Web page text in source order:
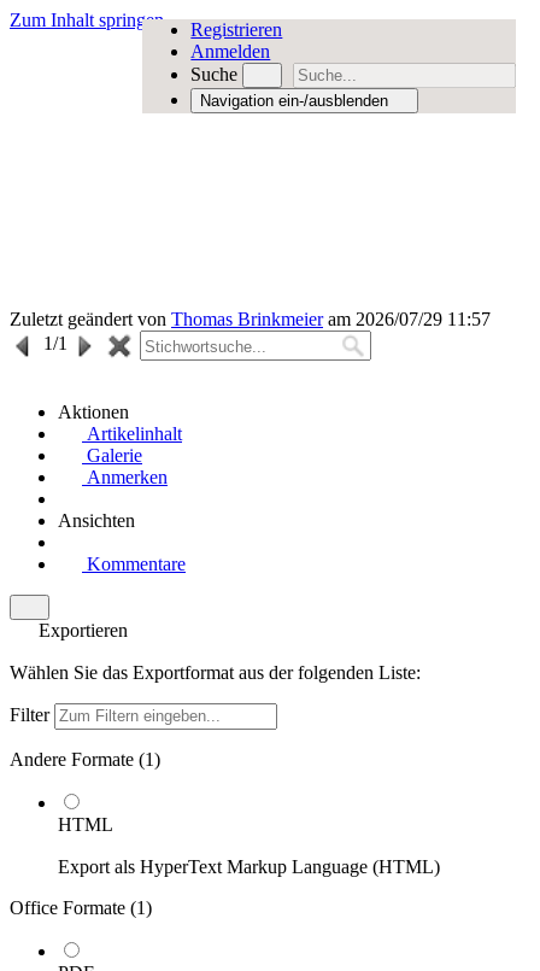
Zum Inhalt springen
Registrieren
Anmelden
Suche
Navigation ein-/ausblenden
Zuletzt geändert von Thomas Brinkmeieram 2026/07/29 11:57
1/1
Aktionen
Artikelinhalt
Galerie
Anmerken
Ansichten
Kommentare
Exportieren
Wählen Sie das Exportformat aus der folgenden Liste:
Filter
Andere Formate (1)
HTML
Export als HyperText Markup Language (HTML)
Office Formate (1)